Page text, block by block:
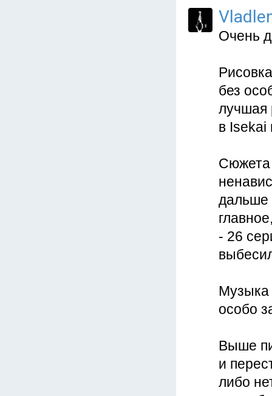
Очень
без
лучшая
в Isekai
Сюжета
дальше
- 26
Музыка
особо
Выше
и
либо